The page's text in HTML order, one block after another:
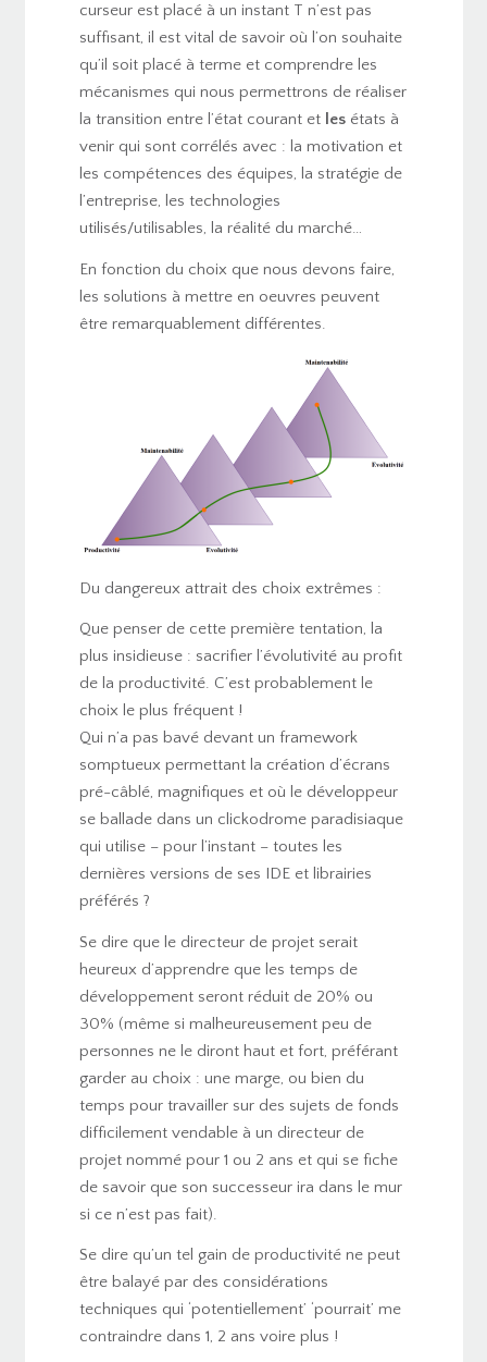
curseur est placé à un instant T n’est pas
suffisant, il est vital de savoir où l’on souhaite
qu’il soit placé à terme et comprendre les
mécanismes qui nous permettrons de réaliser
la transition entre l’état courant et lesétats à
venir qui sont corrélés avec : la motivation et
les compétences des équipes, la stratégie de
l’entreprise, les technologies
utilisés/utilisables, la réalité du marché…
En fonction du choix que nous devons faire,
les solutions à mettre en oeuvres peuvent
être remarquablement différentes.
Du dangereux attrait des choix extrêmes :
Que penser de cette première tentation, la
plus insidieuse : sacrifier l’évolutivité au profit
de la productivité. C’est probablement le
choix le plus fréquent !
Qui n’a pas bavé devant un framework
somptueux permettant la création d’écrans
pré-câblé, magnifiques et où le développeur
se ballade dans un clickodrome paradisiaque
qui utilise – pour l’instant – toutes les
dernières versions de ses IDE et librairies
préférés ?
Se dire que le directeur de projet serait
heureux d’apprendre que les temps de
développement seront réduit de 20% ou
30% (même si malheureusement peu de
personnes ne le diront haut et fort, préférant
garder au choix : une marge, ou bien du
temps pour travailler sur des sujets de fonds
difficilement vendable à un directeur de
projet nommé pour 1 ou 2 ans et qui se fiche
de savoir que son successeur ira dans le mur
si ce n’est pas fait).
Se dire qu’un tel gain de productivité ne peut
être balayé par des considérations
techniques qui ‘potentiellement’ ‘pourrait’ me
contraindre dans 1, 2 ans voire plus !